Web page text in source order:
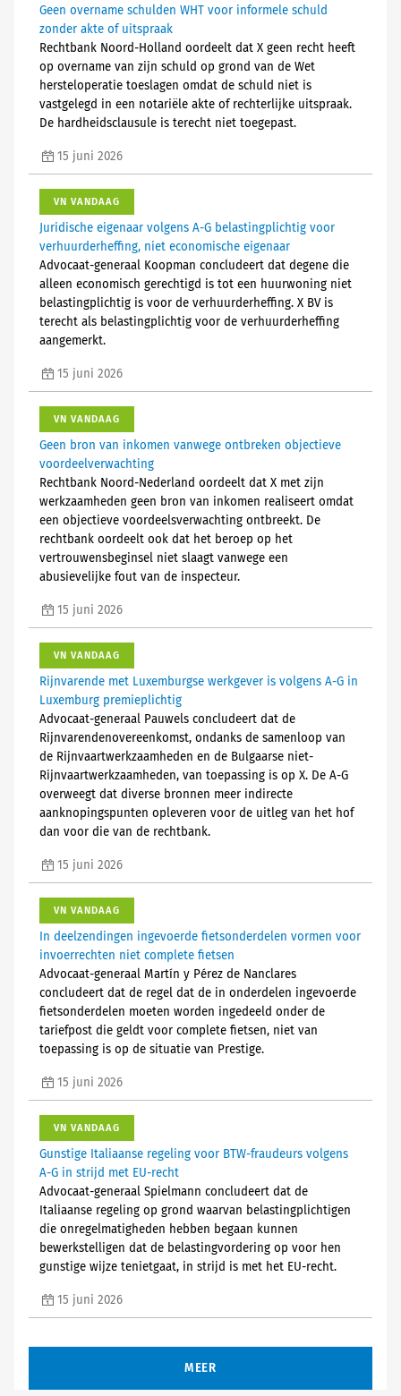
Geen overname schulden WHT voor informele schuld
zonder akte of uitspraak
Rechtbank Noord-Holland oordeelt dat X geen recht heeft
op overname van zijn schuld op grond van de Wet
hersteloperatie toeslagen omdat de schuld niet is
vastgelegd in een notariële akte of rechterlijke uitspraak.
De hardheidsclausule is terecht niet toegepast.
15 juni 2026
VN VANDAAG
Juridische eigenaar volgens A-G belastingplichtig voor
verhuurderheffing, niet economische eigenaar
Advocaat-generaal Koopman concludeert dat degene die
alleen economisch gerechtigd is tot een huurwoning niet
belastingplichtig is voor de verhuurderheffing. X BV is
terecht als belastingplichtig voor de verhuurderheffing
aangemerkt.
15 juni 2026
VN VANDAAG
Geen bron van inkomen vanwege ontbreken objectieve
voordeelverwachting
Rechtbank Noord-Nederland oordeelt dat X met zijn
werkzaamheden geen bron van inkomen realiseert omdat
een objectieve voordeelsverwachting ontbreekt. De
rechtbank oordeelt ook dat het beroep op het
vertrouwensbeginsel niet slaagt vanwege een
abusievelijke fout van de inspecteur.
15 juni 2026
VN VANDAAG
Rijnvarende met Luxemburgse werkgever is volgens A-G in
Luxemburg premieplichtig
Advocaat-generaal Pauwels concludeert dat de
Rijnvarendenovereenkomst, ondanks de samenloop van
de Rijnvaartwerkzaamheden en de Bulgaarse niet-
Rijnvaartwerkzaamheden, van toepassing is op X. De A-G
overweegt dat diverse bronnen meer indirecte
aanknopingspunten opleveren voor de uitleg van het hof
dan voor die van de rechtbank.
15 juni 2026
VN VANDAAG
In deelzendingen ingevoerde fietsonderdelen vormen voor
invoerrechten niet complete fietsen
Advocaat-generaal Martín y Pérez de Nanclares
concludeert dat de regel dat de in onderdelen ingevoerde
fietsonderdelen moeten worden ingedeeld onder de
tariefpost die geldt voor complete fietsen, niet van
toepassing is op de situatie van Prestige.
15 juni 2026
VN VANDAAG
Gunstige Italiaanse regeling voor BTW-fraudeurs volgens
A-G in strijd met EU-recht
Advocaat-generaal Spielmann concludeert dat de
Italiaanse regeling op grond waarvan belastingplichtigen
die onregelmatigheden hebben begaan kunnen
bewerkstelligen dat de belastingvordering op voor hen
gunstige wijze tenietgaat, in strijd is met het EU-recht.
15 juni 2026
MEER